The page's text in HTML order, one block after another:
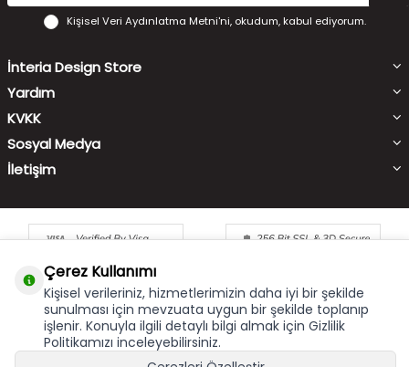
Kişisel Veri Aydınlatma Metni'ni, okudum, kabul ediyorum.
İnteria Design Store
Yardım
KVKK
Sosyal Medya
İletişim
Çerez Kullanımı
Bu site size en iyi alışveriş hizmetini sunabilmek için çerez
Çerez Kullanımı
Kişisel verileriniz, hizmetlerimizin daha iyi bir şekilde
sunulması için mevzuata uygun bir şekilde toplanıp
işlenir. Konuyla ilgili detaylı bilgi almak için Gizlilik
Politikamızı inceleyebilirsiniz.